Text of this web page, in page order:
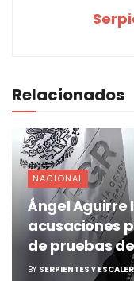
Relacionados
NACIONAL
Ángel Aguirre
acusaciones
de pruebas
BY SERPIENTES Y